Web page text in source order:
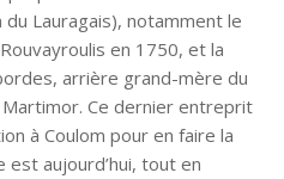
Lauragais), notamment le
en 1750, et la
arrière grand-mère du
Ce dernier entreprit
à Coulom pour en faire la
est aujourd’hui, tout en